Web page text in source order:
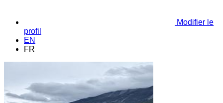
Modifier le
profil
EN
FR